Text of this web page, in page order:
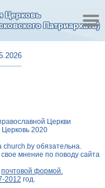
Церковь
Патриархата)
Церкви
2020
church.byобязательна.
мнение по поводу сайта
почтовой формой.
2012 год.